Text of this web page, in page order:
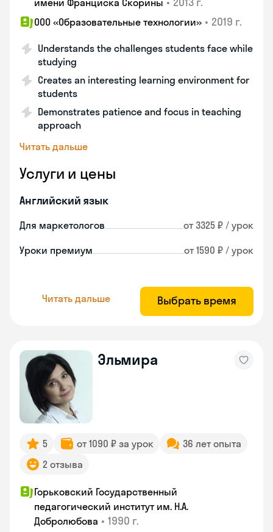
имени Франциска Скорины
ООО «Образовательные технологии» • 2019 г.
Understands the challenges students face while
studying
Creates an interesting learning environment for
students
Demonstrates patience and focus in teaching
approach
Читать дальше
Услуги и цены
Английский язык
Для маркетологов от 3325 ₽ / урок
Уроки премиум от 1590 ₽ / урок
Читать дальше Выбрать время
Эльмира
5 от 1090 ₽ за урок
36 лет опыта
2 отзыва
Горьковский Государственный
педагогический институт им. Н.А.
Добролюбова • 1990 г.